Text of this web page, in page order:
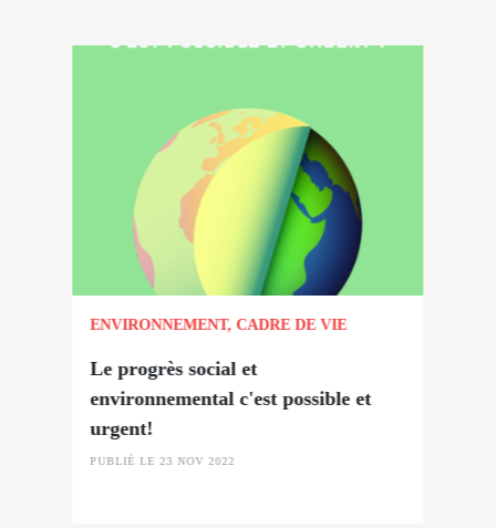
ENVIRONNEMENT, CADRE DE VIE
Le progrès social et
environnemental c'est possible et
urgent!
PUBLIÉ LE 23 NOV 2022